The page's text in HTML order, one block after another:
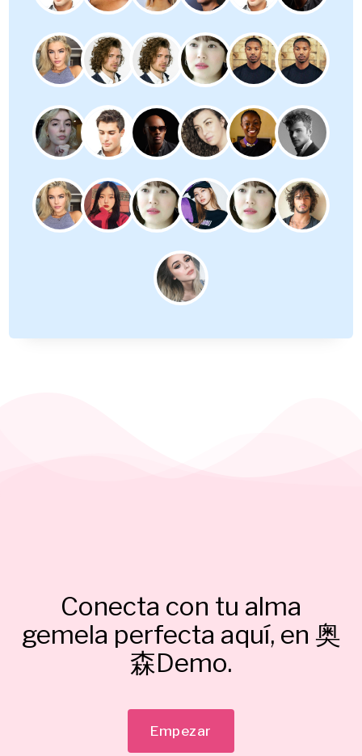
Conecta con tu alma
gemela perfecta aquí, en 奥
森Demo.
Empezar